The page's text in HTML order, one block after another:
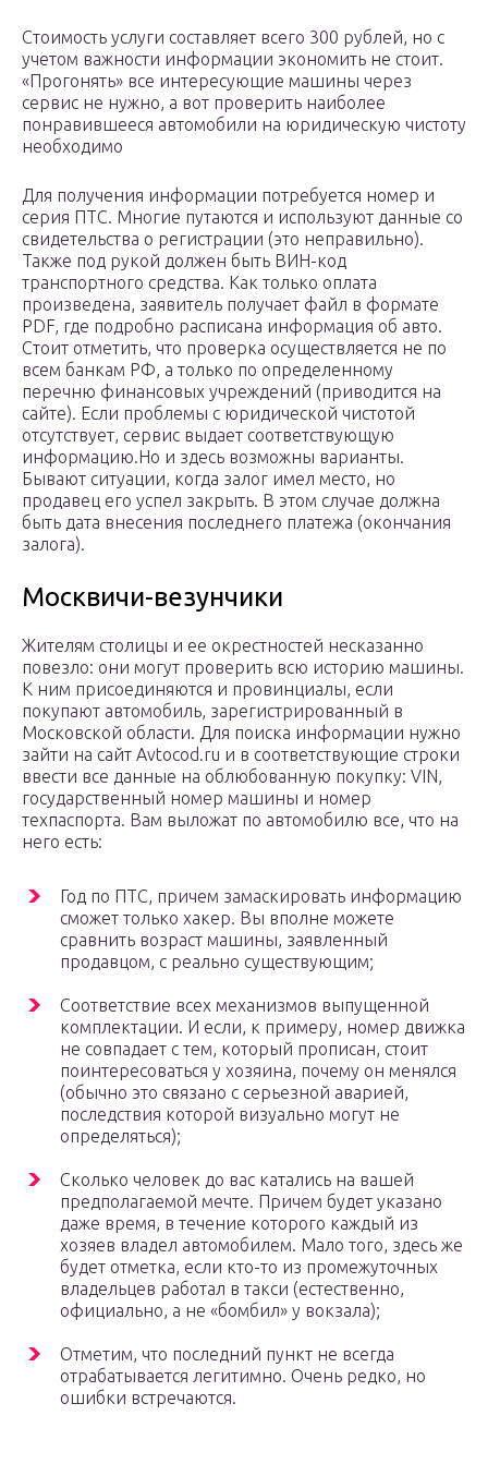
Стоимость услуги составляет всего 300 рублей, но с
учетом важности информации экономить не стоит.
«Прогонять» все интересующие машины через
сервис не нужно, а вот проверить наиболее
понравившееся автомобили на юридическую чистоту
необходимо
Для получения информации потребуется номер и
серия ПТС. Многие путаются и используют данные со
свидетельства о регистрации (это неправильно).
Также под рукой должен быть ВИН-код
транспортного средства. Как только оплата
произведена, заявитель получает файл в формате
PDF, где подробно расписана информация об авто.
Стоит отметить, что проверка осуществляется не по
всем банкам РФ, а только по определенному
перечню финансовых учреждений (приводится на
сайте). Если проблемы с юридической чистотой
отсутствует, сервис выдает соответствующую
информацию.Но и здесь возможны варианты.
Бывают ситуации, когда залог имел место, но
продавец его успел закрыть. В этом случае должна
быть дата внесения последнего платежа (окончания
залога).
Москвичи-везунчики
Жителям столицы и ее окрестностей несказанно
повезло: они могут проверить всю историю машины.
К ним присоединяются и провинциалы, если
покупают автомобиль, зарегистрированный в
Московской области. Для поиска информации нужно
зайти на сайт Avtocod.ru и в соответствующие строки
ввести все данные на облюбованную покупку: VIN,
государственный номер машины и номер
техпаспорта. Вам выложат по автомобилю все, что на
него есть:
Год по ПТС, причем замаскировать информацию
сможет только хакер. Вы вполне можете
сравнить возраст машины, заявленный
продавцом, с реально существующим;
Соответствие всех механизмов выпущенной
комплектации. И если, к примеру, номер движка
не совпадает с тем, который прописан, стоит
поинтересоваться у хозяина, почему он менялся
(обычно это связано с серьезной аварией,
последствия которой визуально могут не
определяться);
Сколько человек до вас катались на вашей
предполагаемой мечте. Причем будет указано
даже время, в течение которого каждый из
хозяев владел автомобилем. Мало того, здесь же
будет отметка, если кто-то из промежуточных
владельцев работал в такси (естественно,
официально, а не «бомбил» у вокзала);
Отметим, что последний пункт не всегда
отрабатывается легитимно. Очень редко, но
ошибки встречаются.